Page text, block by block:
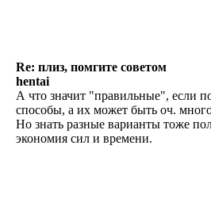
Re: плиз, помгите советом
hentai
А что значит "правильные", если
способы, а их может быть оч.
Но знать разные варианты тоже
экономия сил и времени.